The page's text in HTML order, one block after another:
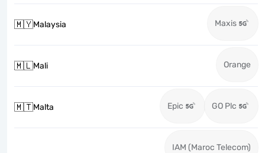
🇲🇾Malaysia Maxis
🇲🇱Mali Orange
🇲🇹Malta Epic GO Plc
IAM (Maroc Telecom)